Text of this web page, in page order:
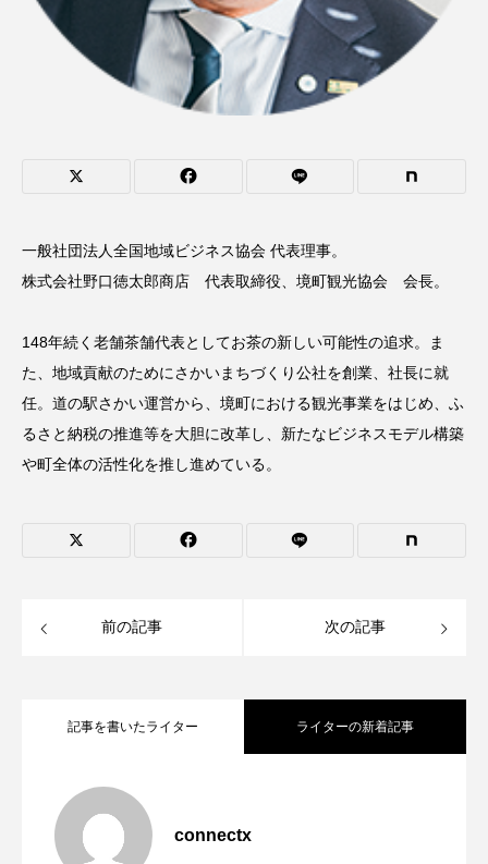
一般社団法人全国地域ビジネス協会 代表理事。
株式会社野口徳太郎商店 代表取締役、境町観光協会 会長。
148年続く老舗茶舗代表としてお茶の新しい可能性の追求。ま
た、地域貢献のためにさかいまちづくり公社を創業、社長に就
任。道の駅さかい運営から、境町における観光事業をはじめ、ふ
るさと納税の推進等を大胆に改革し、新たなビジネスモデル構築
や町全体の活性化を推し進めている。
前の記事 次の記事
記事を書いたライター ライターの新着記事
connectx
2024.09.19